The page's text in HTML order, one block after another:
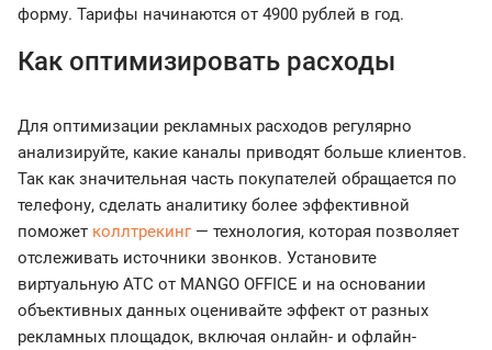
форму. Тарифы начинаются от 4900 рублей в год.
Как оптимизировать расходы
Для оптимизации рекламных расходов регулярно
анализируйте, какие каналы приводят больше клиентов.
Так как значительная часть покупателей обращается по
телефону, сделать аналитику более эффективной
поможет коллтрекинг— технология, которая позволяет
отслеживать источники звонков. Установите
виртуальную АТС от MANGO OFFICE и на основании
объективных данных оценивайте эффект от разных
рекламных площадок, включая онлайн- и офлайн-